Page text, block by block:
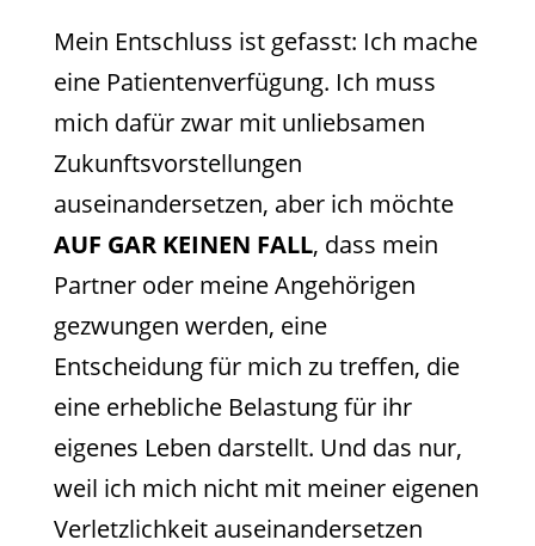
Mein Entschluss ist gefasst: Ich mache
eine Patientenverfügung. Ich muss
mich dafür zwar mit unliebsamen
Zukunftsvorstellungen
auseinandersetzen, aber ich möchte
AUF GAR KEINEN FALL, dass mein
Partner oder meine Angehörigen
gezwungen werden, eine
Entscheidung für mich zu treffen, die
eine erhebliche Belastung für ihr
eigenes Leben darstellt. Und das nur,
weil ich mich nicht mit meiner eigenen
Verletzlichkeit auseinandersetzen